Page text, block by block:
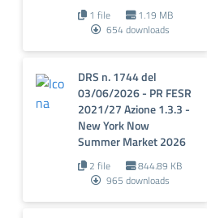
1 file
1.19 MB
654 downloads
DRS n. 1744 del
03/06/2026 - PR FESR
2021/27 Azione 1.3.3 -
New York Now
Summer Market 2026
2 file
844.89 KB
965 downloads